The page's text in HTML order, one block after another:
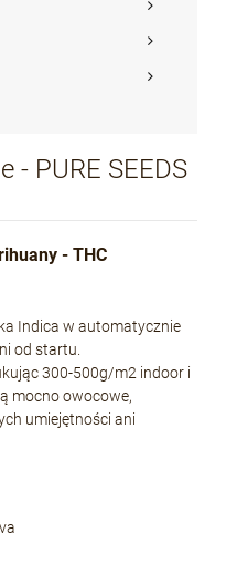
- PURE SEEDS
- THC
Indica w automatycznie
od startu.
300-500g/m2 indoor i
mocno owocowe,
umiejętności ani